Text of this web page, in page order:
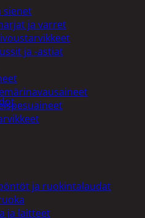
sienet
ja varret
ja -astiat
ja ruokintalaudat
ja laitteet